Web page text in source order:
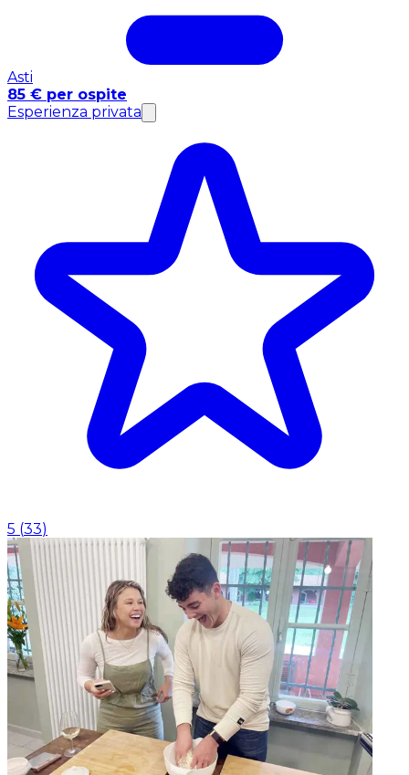
Asti
85 € per ospite
Esperienza privata
5 (33)